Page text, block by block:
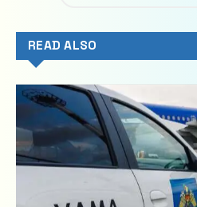
READ ALSO